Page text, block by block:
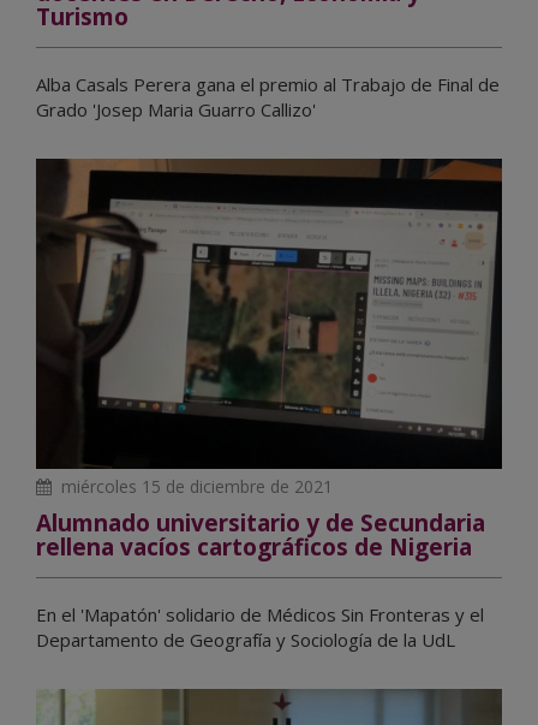
Turismo
Alba Casals Perera gana el premio al Trabajo de Final de
Grado 'Josep Maria Guarro Callizo'
miércoles 15 de diciembre de 2021
Alumnado universitario y de Secundaria
rellena vacíos cartográficos de Nigeria
En el 'Mapatón' solidario de Médicos Sin Fronteras y el
Departamento de Geografía y Sociología de la UdL